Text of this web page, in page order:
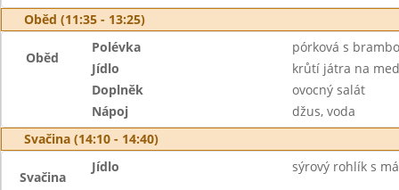
Oběd (11:35 - 13:25)
Oběd
Polévka
pórková s
Jídlo
krůtí játra na
Doplněk
ovocný salát
Nápoj
džus, voda
Svačina (14:10 - 14:40)
Svačina
Jídlo sýrový rohlík s